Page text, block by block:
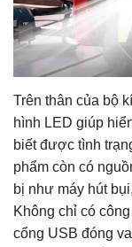
Trên thân của bộ
hình LED giúp
biết được tình
phẩm còn có
bị như máy hút
Không chỉ có
cổng USB đóng